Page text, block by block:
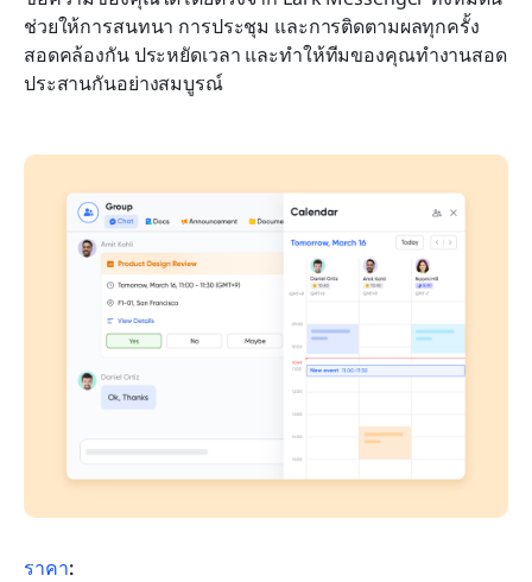
ช่วยให้การสนทนา การประชุม และการติดตามผลทุกครั้ง
สอดคล้องกัน ประหยัดเวลา และทำให้ทีมของคุณทำงานสอด
ประสานกันอย่างสมบูรณ์
ราคา: